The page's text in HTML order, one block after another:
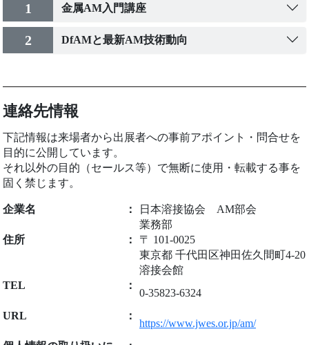
1 金属AM入門講座
2 DfAMと最新AM技術動向
連絡先情報
下記情報は来場者から出展者への事前アポイント・問合せを
目的に公開しています。
それ以外の目的（セールス等）で無断に使用・転載する事を
固く禁じます。
企業名 ：
日本溶接協会 AM部会
業務部
住所
：
〒 101-0025
東京都 千代田区神田佐久間町4-20
溶接会館
TEL
：
0-35823-6324
URL
：
https://www.jwes.or.jp/am/